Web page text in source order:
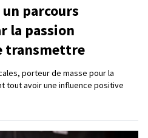
parcours
la passion
transmettre
porteur de masse pour la
tout avoir une influence positive